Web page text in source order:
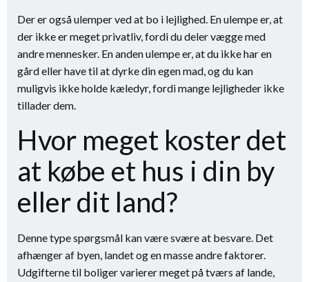
Der er også ulemper ved at bo i lejlighed. En ulempe er, at
der ikke er meget privatliv, fordi du deler vægge med
andre mennesker. En anden ulempe er, at du ikke har en
gård eller have til at dyrke din egen mad, og du kan
muligvis ikke holde kæledyr, fordi mange lejligheder ikke
tillader dem.
Hvor meget koster det
at købe et hus i din by
eller dit land?
Denne type spørgsmål kan være svære at besvare. Det
afhænger af byen, landet og en masse andre faktorer.
Udgifterne til boliger varierer meget på tværs af lande,